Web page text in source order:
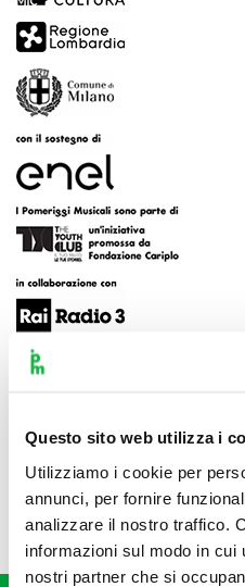
Questo sito web utilizza i
Utilizziamo i cookie per
annunci, per fornire
analizzare il nostro traffico.
informazioni sul modo in
nostri partner che si